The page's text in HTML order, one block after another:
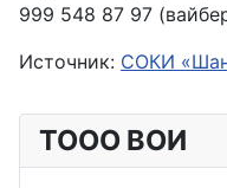
ТООО ВОИ
999 548 87 97
Источник: СОКИ